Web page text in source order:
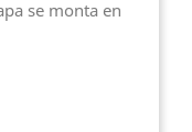
se monta en